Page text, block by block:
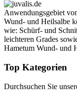
Anwendungsgebiet
Wund- und Heilsalbe
wie: Schürf- und
leichteren Grades
Hametum Wund- und
Top Kategorien
Durchsuchen Sie